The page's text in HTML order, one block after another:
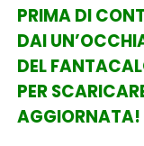
PRIMA DI
DAI
DEL
PER
AGGIORNATA!